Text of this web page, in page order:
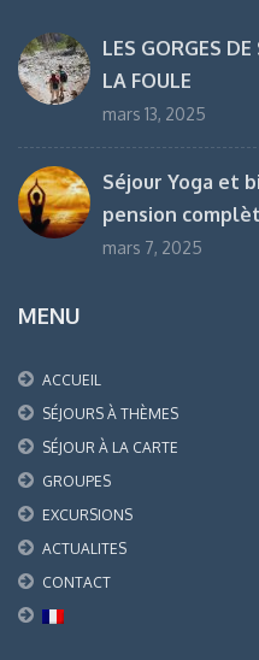
LES GORGES
LA FOULE
mars 13, 2025
Séjour Yoga et
pension
mars 7, 2025
MENU
ACCUEIL
SÉJOURS À THÈMES
SÉJOUR À LA CARTE
GROUPES
EXCURSIONS
ACTUALITES
CONTACT